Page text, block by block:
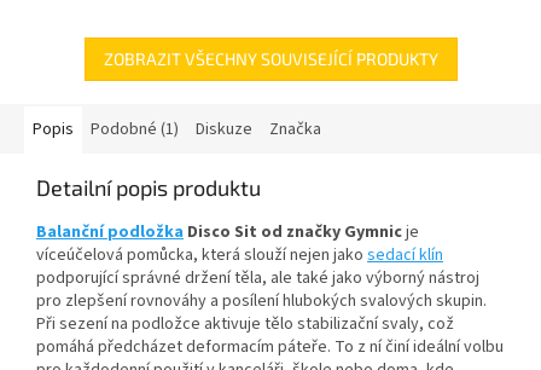
sezení se také...
ZOBRAZIT VŠECHNY SOUVISEJÍCÍ PRODUKTY
Popis Podobné (1) Diskuze Značka
Detailní popis produktu
Balanční podložka Disco Sit od značky Gymnicje
víceúčelová pomůcka, která slouží nejen jako sedací klín
podporující správné držení těla, ale také jako výborný nástroj
pro zlepšení rovnováhy a posílení hlubokých svalových skupin.
Při sezení na podložce aktivuje tělo stabilizační svaly, což
pomáhá předcházet deformacím páteře. To z ní činí ideální volbu